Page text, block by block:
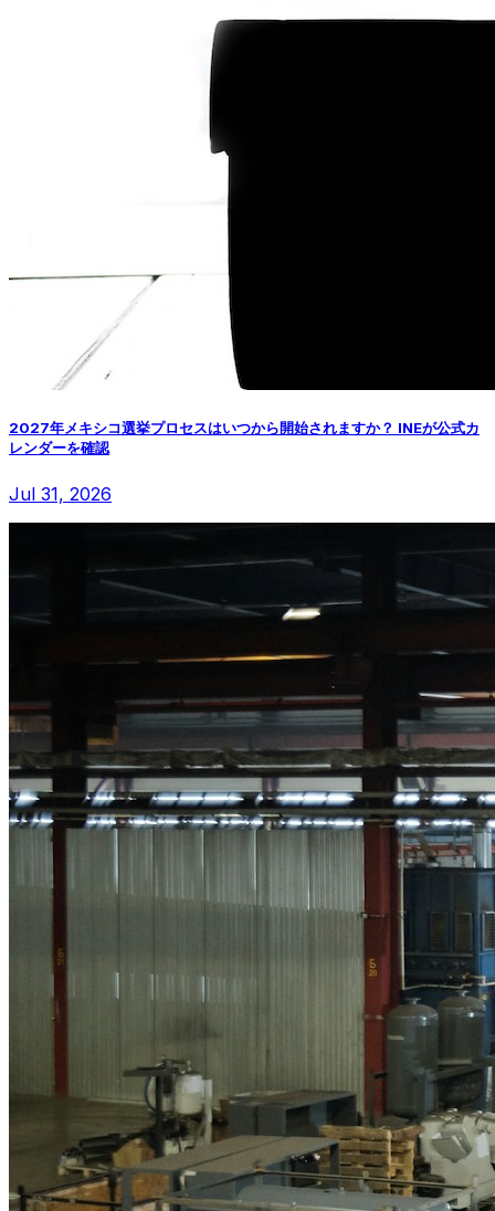
2027年メキシコ選挙プロセスはいつから開始されますか？ INEが公式カ
レンダーを確認
Jul 31, 2026